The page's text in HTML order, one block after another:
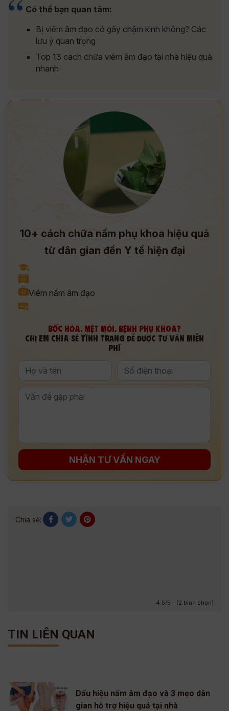
Có thể bạn quan tâm:
Bị viêm âm đạo có gây chậm kinh không? Các
lưu ý quan trọng
Top 13 cách chữa viêm âm đạo tại nhà hiệu quả
nhanh
10+ cách chữa nấm phụ khoa hiệu quả
từ dân gian đến Y tế hiện đại
Viêm nấm âm đạo
BỐC HỎA, MỆT MỎI, BỆNH PHỤ KHOA?
CHỊ EM CHIA SẺ TÌNH TRẠNG ĐỂ ĐƯỢC TƯ VẤN MIỄN
PHÍ
NHẬN TƯ VẤN NGAY
Chia sẻ:
4.5/5 - (2 bình chọn)
TIN LIÊN QUAN
Dấu hiệu nấm âm đạo và 3 mẹo dân
gian hỗ trợ hiệu quả tại nhà